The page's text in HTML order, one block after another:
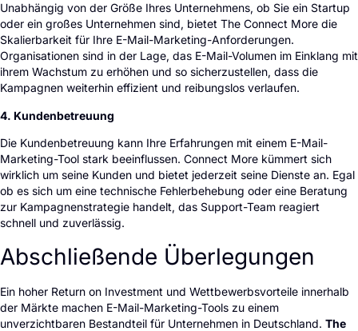
Unabhängig von der Größe Ihres Unternehmens, ob Sie ein Startup
oder ein großes Unternehmen sind, bietet The Connect More die
Skalierbarkeit für Ihre E-Mail-Marketing-Anforderungen.
Organisationen sind in der Lage, das E-Mail-Volumen im Einklang mit
ihrem Wachstum zu erhöhen und so sicherzustellen, dass die
Kampagnen weiterhin effizient und reibungslos verlaufen.
4. Kundenbetreuung
Die Kundenbetreuung kann Ihre Erfahrungen mit einem E-Mail-
Marketing-Tool stark beeinflussen. Connect More kümmert sich
wirklich um seine Kunden und bietet jederzeit seine Dienste an. Egal
ob es sich um eine technische Fehlerbehebung oder eine Beratung
zur Kampagnenstrategie handelt, das Support-Team reagiert
schnell und zuverlässig.
Abschließende Überlegungen
Ein hoher Return on Investment und Wettbewerbsvorteile innerhalb
der Märkte machen E-Mail-Marketing-Tools zu einem
unverzichtbaren Bestandteil für Unternehmen in Deutschland. The